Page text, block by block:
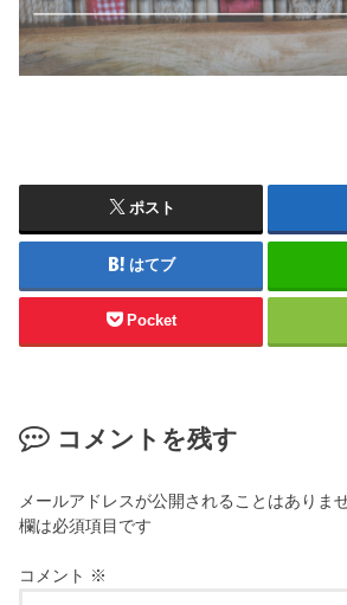
ポスト
はてブ
Pocket
コメントを残す
メールアドレスが公開されることはありませ
欄は必須項目です
コメント ※